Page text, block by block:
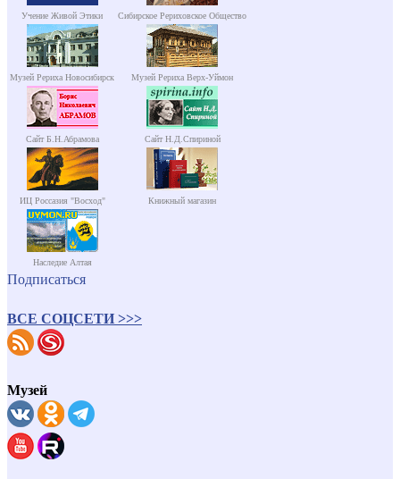
Учение Живой Этики Сибирское Рериховское Общество
Музей Рериха Новосибирск Музей Рериха Верх-Уймон
Сайт Б.Н.Абрамова Сайт Н.Д.Спириной
ИЦ Россазия "Восход" Книжный магазин
Наследие Алтая
Подписаться
ВСЕ СОЦСЕТИ >>>
Музей